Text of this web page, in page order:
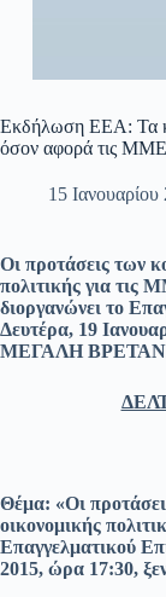
Εκδήλωση ΕΕΑ: Τα
όσον αφορά τις ΜΜΕ
15 Ιανουαρίου
Οι προτάσεις των
πολιτικής για τις
διοργανώνει το
Δευτέρα, 19
ΜΕΓΑΛΗ
Θέμα: «Οι
οικονομικής
Επαγγελματικού
2015, ώρα 17:30,